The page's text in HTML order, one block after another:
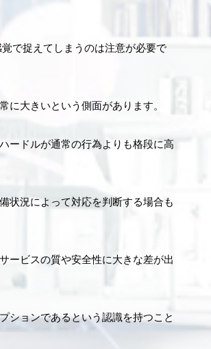
で捉えてしまうのは注意が必要で
大きいという側面があります。
ードルが通常の行為よりも格段に高
状況によって対応を判断する場合も
ービスの質や安全性に大きな差が出
ションであるという認識を持つこと